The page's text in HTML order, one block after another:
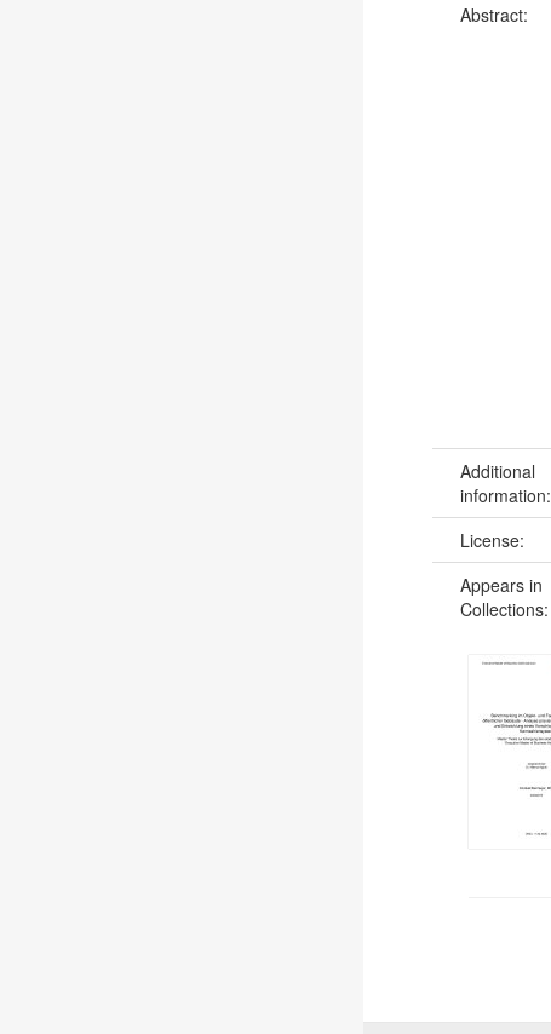
Abstract:
Additional
information:
License:
Appears in
Collections: